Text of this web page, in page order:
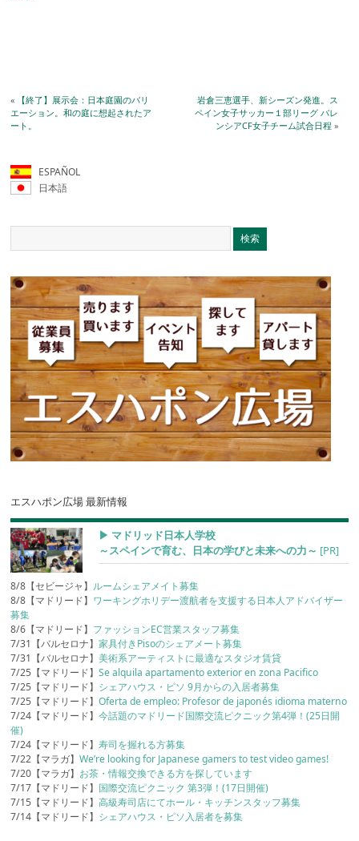
« 【終了】展示会：日本庭園のバリ
エーション。和の庭に想起されたア
ート。
岩倉三恵選手、新シーズン発進。ス
ペイン女子サッカー１部リーグ バレ
ンシアCF女子チーム試合日程 »
ESPAÑOL
日本語
エスハポン広場 最新情報
▶︎ マドリッド日本人学校
～スペインで育む、日本の学びと未来への力～ [PR]
8/8【セビージャ】 ルームシェアメイト募集
8/8【マドリード】 ワーキングホリデー渡航者を支援する日本人アドバイザー
募集
8/6【マドリード】 ファッションEC営業スタッフ募集
7/31【バルセロナ】家具付きPisoのシェアメート募集
7/31【バルセロナ】美術系アーティストに最適なスタジオ賃貸
7/25【マドリード】Se alquila apartamento exterior en zona Pacifico
7/25【マドリード】 シェアハウス・ピソ 9月からの入居者募集
7/25【マドリード】Oferta de empleo: Profesor de japonés idioma materno
7/24【マドリード】今話題のマドリード国際交流ピクニック第4弾！(25日開
催)
7/24【マドリード】寿司を握れる方募集
7/22【マラガ】We’re looking for Japanese gamers to test video games!
7/20【マラガ】 お茶・情報交換できる方を探しています
7/17【マドリード】 国際交流ピクニック 第3弾！(17日開催)
7/15【マドリード】高級寿司店にてホール・キッチンスタッフ募集
7/14【マドリード】 シェアハウス・ピソ入居者を募集